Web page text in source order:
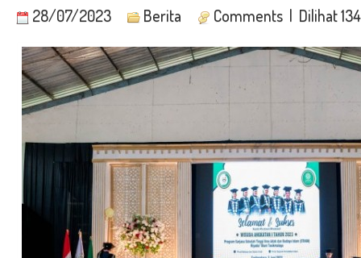
28/07/2023 Berita Comments | Dilihat